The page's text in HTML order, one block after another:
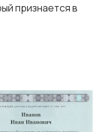
признается в